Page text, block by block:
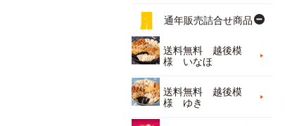
通年販売詰合せ商品
送料無料 越後模
様 いなほ
送料無料 越後模
様 ゆき